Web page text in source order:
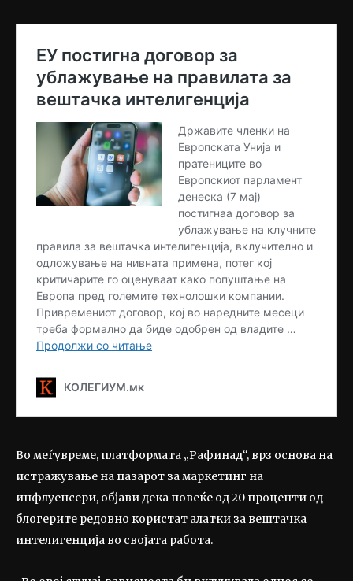
Во меѓувреме, платформата „Рафинад“, врз основа на
истражување на пазарот за маркетинг на
инфлуенсери, објави дека повеќе од 20 проценти од
блогерите редовно користат алатки за вештачка
интелигенција во својата работа.